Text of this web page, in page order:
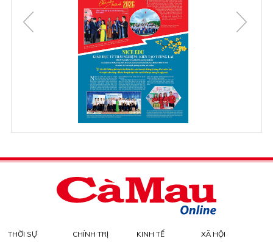
THỜI SỰ CHÍNH TRỊ KINH TẾ XÃ HỘI